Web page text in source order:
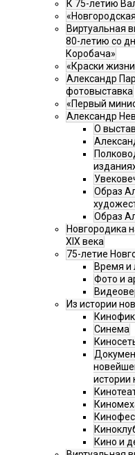
К 75-летию
Виртуальная
80-летию со
Коробача»
«Краски
Александр
фотовыставка
«Первый
Александр
О
Образ
Образ
Новгородика
XIX века
75-летие
Время и
Фото и
Из истории
Синема
истории
Кино и